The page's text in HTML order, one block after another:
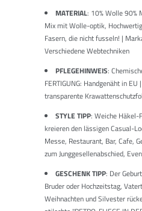
MATERIAL: 10% Wolle
Mix mit Wolle-optik,
Fasern, die nicht fusseln! |
Verschiedene Webtechniken
PFLEGEHINWEIS:
FERTIGUNG: Handgenäht in
transparente
STYLE TIPP: Weiche Häkel-
kreieren den lässigen Casual-
Messe, Restaurant, Bar, Cafe,
zum Junggesellenabschied,
GESCHENK TIPP: Der
Bruder oder Hochzeitstag,
Weihnachten und Silvester